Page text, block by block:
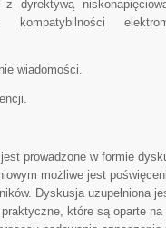
z dyrektywą
wiadomości.
prowadzone w formie
możliwe jest
Dyskusja uzupełniona
które są oparte